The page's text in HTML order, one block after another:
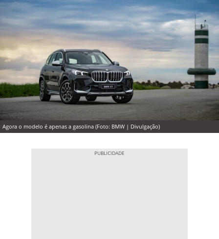
Agora o modelo é apenas a gasolina (Foto: BMW | Divulgação)